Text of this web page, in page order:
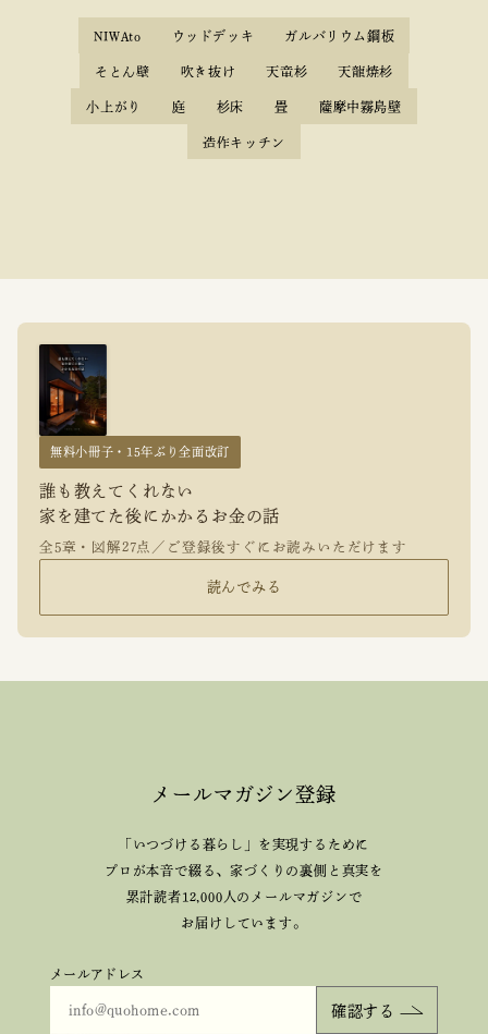
NIWAto ウッドデッキ ガルバリウム鋼板
そとん壁 吹き抜け 天竜杉 天龍焼杉
小上がり 庭 杉床 畳 薩摩中霧島壁
造作キッチン
無料小冊子・15年ぶり全面改訂
誰も教えてくれない
家を建てた後にかかるお金の話
全5章・図解27点／ご登録後すぐにお読みいただけます
読んでみる
メールマガジン登録
「いつづける暮らし」を実現するために
プロが本音で綴る、家づくりの裏側と真実を
累計読者12,000人のメールマガジンで
お届けしています。
メールアドレス